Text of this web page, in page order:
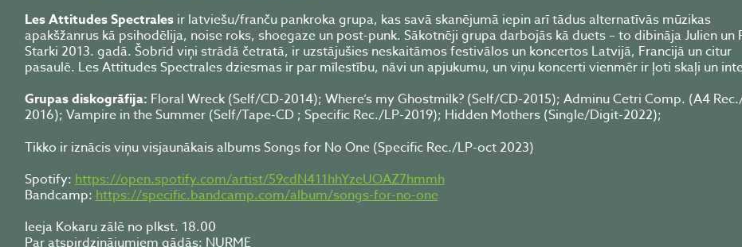
Les Attitudes Spectralesir latviešu/franču pankroka grupa, kas savā skanējumā iepin arī tādus alternatīvās mūzikas
apakšžanrus kā psihodēlija, noise roks, shoegaze un post-punk. Sākotnēji grupa darbojās kā duets – to dibināja Julien un
Starki 2013. gadā. Šobrīd viņi strādā četratā, ir uzstājušies neskaitāmos festivālos un koncertos Latvijā, Francijā un citur
pasaulē. Les Attitudes Spectrales dziesmas ir par mīlestību, nāvi un apjukumu, un viņu koncerti vienmēr ir ļoti skaļi un
Grupas diskogrāfija: Floral Wreck (Self/CD-2014); Where’s my Ghostmilk? (Self/CD-2015); Adminu Cetri Comp. (A4
2016); Vampire in the Summer (Self/Tape-CD ; Specific Rec./LP-2019); Hidden Mothers (Single/Digit-2022);
Tikko ir iznācis viņu visjaunākais albums Songs for No One (Specific Rec./LP-oct 2023)
Spotify: https://open.spotify.com/artist/59cdN411hhYzeUOAZ7hmmh
Bandcamp: https://specific.bandcamp.com/album/songs-for-no-one
Ieeja Kokaru zālē no plkst. 18.00
Par atspirdzinājumiem gādās: NURME